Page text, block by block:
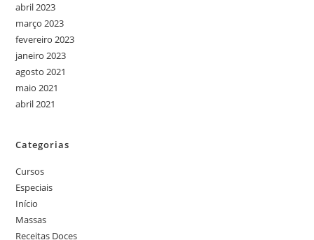
abril 2023
março 2023
fevereiro 2023
janeiro 2023
agosto 2021
maio 2021
abril 2021
Categorias
Cursos
Especiais
Início
Massas
Receitas Doces